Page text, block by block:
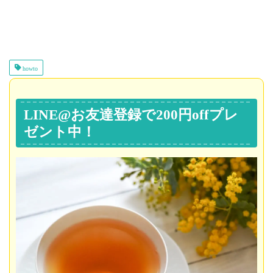
howto
LINE@お友達登録で200円offプレ
ゼント中！